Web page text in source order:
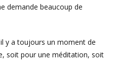
demande beaucoup de
y a toujours un moment de
soit pour une méditation, soit